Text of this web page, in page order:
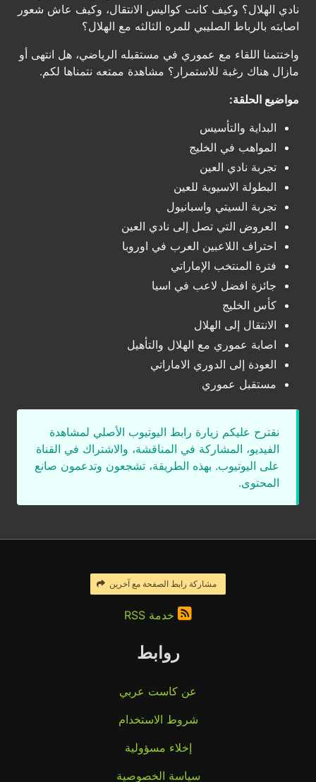
نادي الهلال؟ وكيف كانت كواليس الانتقال، وكيف عاش شعور
اصابته بالرباط الصليبي للمره الثالثه مع الهلال؟
واختتمنا اللقاء مع عموري في مستقبله الرياضي، هل انتهى أو
مازال هناك رغبة للاستمرار؟ مشاهدة ممتعه نتمناها لكم.
مواضيع الحلقة:
البداية والتأسيس
المواهب في الخليج
تجربة نادي العين
البطولة الاسيوية للعين
تجربة السيتي واسبانيول
العروض التي تصل إلى نادي العين
احتراف اللاعبين العرب في اوروبا
فترة المنتخب الإماراتي
جائزة افضل لاعب في اسيا
كأس الخليج
الانتقال إلى الهلال
اصابة عموري مع الهلال والتأهيل
العودة إلى الدوري الاماراتي
مستقبل عموري
نقترح عليكم زيارة رابط اليوتيوب الأصلي لمشاهدة
الفيديو، المشاركة في المناقشة، والاشتراك في القناة
على اليوتيوب. بهذه الطريقة، تشجعون وتدعمون صانع
المحتوى.
مشاركة رابط الصفحة مع آخرين
خدمة RSS
روابط
عن كاست عربي
شروط الاستخدام
إخلاء مسؤولية
سياسة الخصوصية